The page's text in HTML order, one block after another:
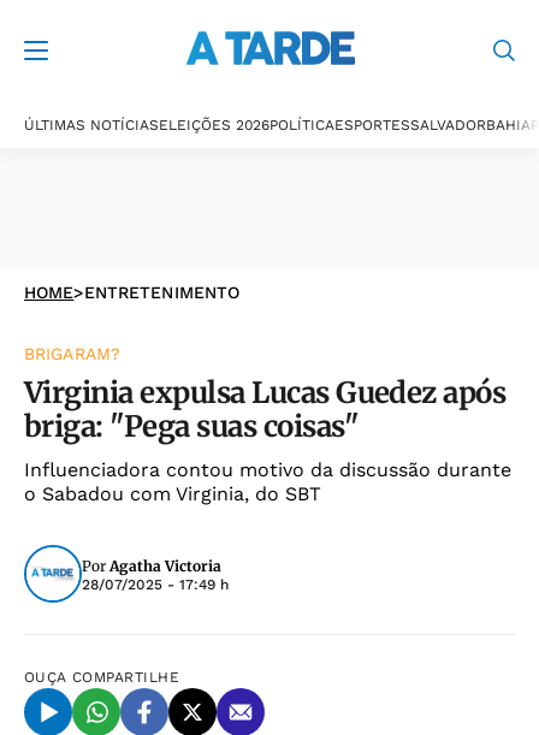
ÚLTIMAS NOTÍCIASELEIÇÕES 2026POLÍTICAESPORTESSALVADORBAHIA
HOME>ENTRETENIMENTO
BRIGARAM?
Virginia expulsa Lucas Guedez após
briga: "Pega suas coisas"
Influenciadora contou motivo da discussão durante
o Sabadou com Virginia, do SBT
PorAgatha Victoria
28/07/2025 - 17:49 h
OUÇA COMPARTILHE